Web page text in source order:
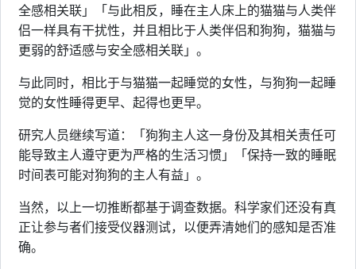
全感相关联」「与此相反，睡在主人床上的猫猫与人类伴
侣一样具有干扰性，并且相比于人类伴侣和狗狗，猫猫与
更弱的舒适感与安全感相关联」。
与此同时，相比于与猫猫一起睡觉的女性，与狗狗一起睡
觉的女性睡得更早、起得也更早。
研究人员继续写道：「狗狗主人这一身份及其相关责任可
能导致主人遵守更为严格的生活习惯」「保持一致的睡眠
时间表可能对狗狗的主人有益」。
当然，以上一切推断都基于调查数据。科学家们还没有真
正让参与者们接受仪器测试，以便弄清她们的感知是否准
确。